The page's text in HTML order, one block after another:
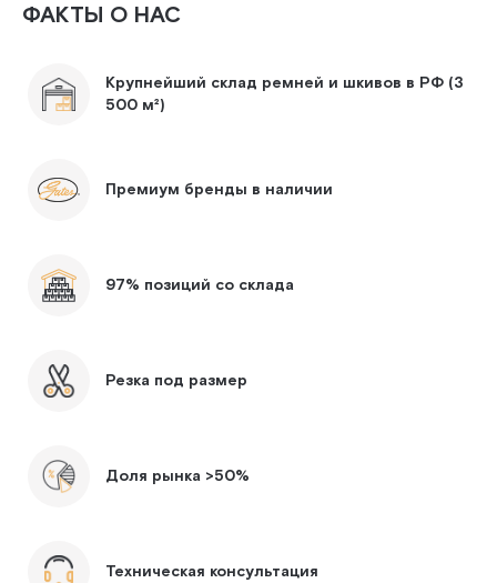
ФАКТЫ О НАС
Крупнейший склад ремней и шкивов в РФ (3
500 м²)
Премиум бренды в наличии
97% позиций со склада
Резка под размер
Доля рынка >50%
Техническая консультация